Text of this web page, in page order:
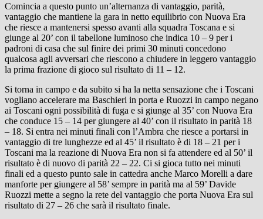
Comincia a questo punto un’alternanza di vantaggio, parità,
vantaggio che mantiene la gara in netto equilibrio con Nuova Era
che riesce a mantenersi spesso avanti alla squadra Toscana e si
giunge al 20’ con il tabellone luminoso che indica 10 – 9 per i
padroni di casa che sul finire dei primi 30 minuti concedono
qualcosa agli avversari che riescono a chiudere in leggero vantaggio
la prima frazione di gioco sul risultato di 11 – 12.
Si torna in campo e da subito si ha la netta sensazione che i Toscani
vogliano accelerare ma Baschieri in porta e Ruozzi in campo negano
ai Toscani ogni possibilità di fuga e si giunge al 35’ con Nuova Era
che conduce 15 – 14 per giungere al 40’ con il risultato in parità 18
– 18. Si entra nei minuti finali con l’Ambra che riesce a portarsi in
vantaggio di tre lunghezze ed al 45’ il risultato è di 18 – 21 per i
Toscani ma la reazione di Nuova Era non si fa attendere ed al 50’ il
risultato è di nuovo di parità 22 – 22. Ci si gioca tutto nei minuti
finali ed a questo punto sale in cattedra anche Marco Morelli a dare
manforte per giungere al 58’ sempre in parità ma al 59’ Davide
Ruozzi mette a segno la rete del vantaggio che porta Nuova Era sul
risultato di 27 – 26 che sarà il risultato finale.